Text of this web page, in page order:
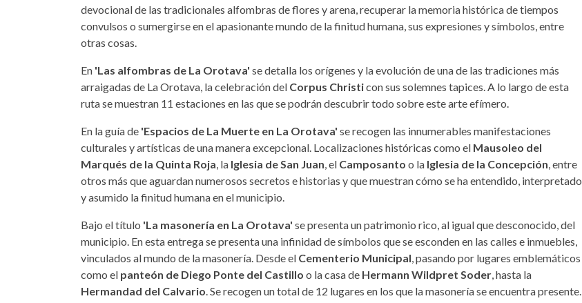
devocional de las tradicionales alfombras de flores y arena, recuperar la memoria histórica de tiempos
convulsos o sumergirse en el apasionante mundo de la finitud humana, sus expresiones y símbolos, entre
otras cosas.
En 'Las alfombras de La Orotava' se detalla los orígenes y la evolución de una de las tradiciones más
arraigadas de La Orotava, la celebración del Corpus Christicon sus solemnes tapices. A lo largo de esta
ruta se muestran 11 estaciones en las que se podrán descubrir todo sobre este arte efímero.
En la guía de 'Espacios de La Muerte en La Orotava' se recogen las innumerables manifestaciones
culturales y artísticas de una manera excepcional. Localizaciones históricas como el Mausoleo del
Marqués de la Quinta Roja , la Iglesia de San Juan , el Camposanto o la Iglesia de la Concepción , entre
otros más que aguardan numerosos secretos e historias y que muestran cómo se ha entendido, interpretado
y asumido la finitud humana en el municipio.
Bajo el título 'La masonería en La Orotava' se presenta un patrimonio rico, al igual que desconocido, del
municipio. En esta entrega se presenta una infinidad de símbolos que se esconden en las calles e inmuebles,
vinculados al mundo de la masonería. Desde el Cementerio Municipal , pasando por lugares emblemáticos
como el panteón de Diego Ponte del Castillo o la casa de Hermann Wildpret Soder , hasta la
Hermandad del Calvario . Se recogen un total de 12 lugares en los que la masonería se encuentra presente.